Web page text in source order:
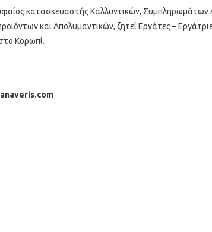
κατασκευαστής Καλλυντικών,
και Απολυμαντικών, ζητεί Εργάτες –
Κορωπί.